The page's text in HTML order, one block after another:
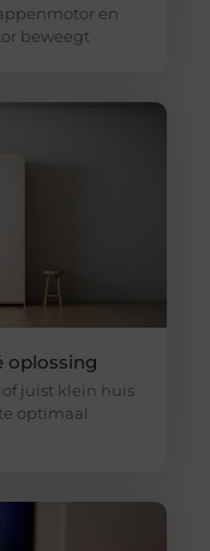
en
beweegt
oplossing
juist klein huis
optimaal